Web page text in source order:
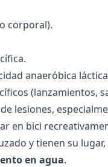
corporal).
anaeróbica
(lanzamientos,
lesiones,
en bici
y tienen su
en agua.